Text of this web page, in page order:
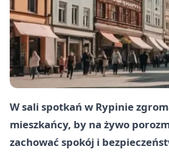
W sali spotkań w Rypinie
mieszkańcy, by na żywo
zachować spokój i